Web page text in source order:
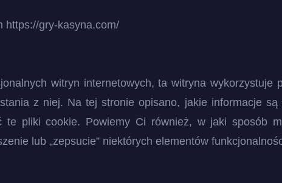
https://gry-kasyna.com/
witryn internetowych, ta witryna wykorzystuje
z niej. Na tej stronie opisano, jakie informacje
pliki cookie. Powiemy Ci również, w jaki sposób
lub „zepsucie” niektórych elementów